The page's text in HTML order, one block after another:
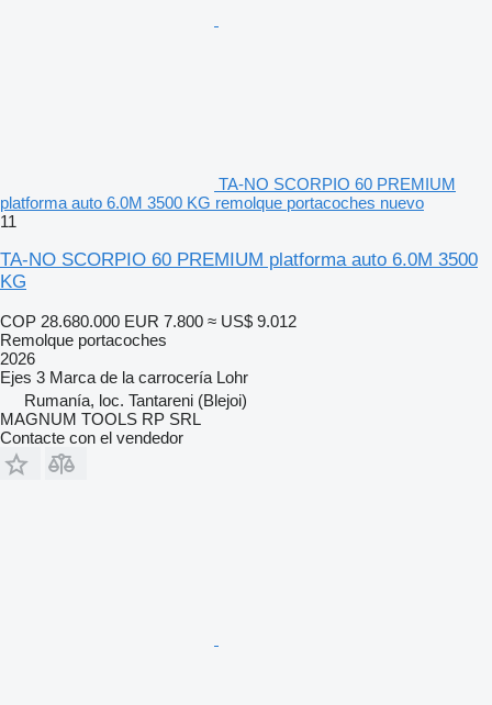
TA-NO SCORPIO 60 PREMIUM
platforma auto 6.0M 3500 KG remolque portacoches nuevo
11
TA-NO SCORPIO 60 PREMIUM platforma auto 6.0M 3500
KG
COP 28.680.000 EUR 7.800 ≈ US$ 9.012
Remolque portacoches
2026
Ejes 3 Marca de la carrocería Lohr
Rumanía, loc. Tantareni (Blejoi)
MAGNUM TOOLS RP SRL
Contacte con el vendedor